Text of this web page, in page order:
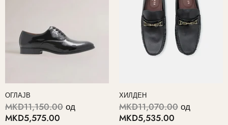
ОГЛАЈВ
MKD11,150.00 од
MKD5,575.00
ХИЛДЕН
MKD11,070.00 од
MKD5,535.00